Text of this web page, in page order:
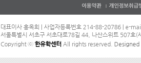
대표이사 홍옥희 | 사업자등록번호 214-88-20786 | e-
서울특별시 서초구 서초대로78길 44, 나산스위트 507
Copyright ⓒ 한유학센터 All rights reserved. Designed